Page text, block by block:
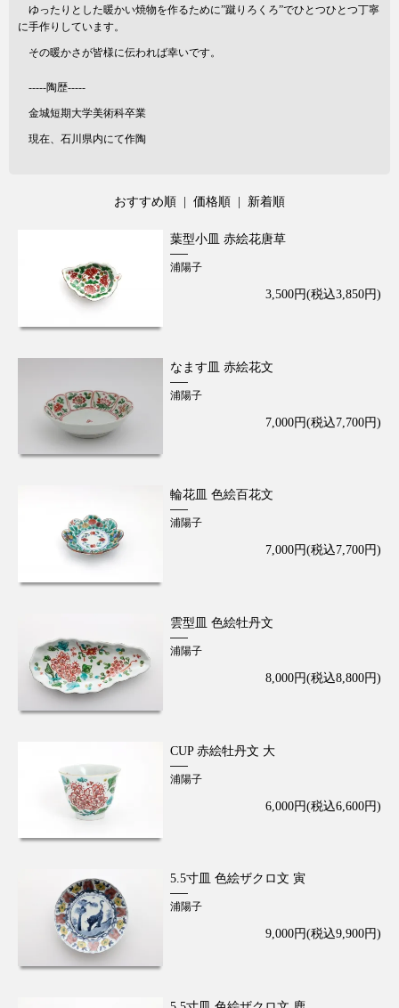
ゆったりとした暖かい焼物を作るために”蹴りろくろ”でひとつひとつ丁寧
に手作りしています。
その暖かさが皆様に伝われば幸いです。
-----陶歴-----
金城短期大学美術科卒業
現在、石川県内にて作陶
おすすめ順 | 価格順 新着順
葉型小皿 赤絵花唐草
浦陽子
3,500円(税込3,850円)
なます皿 赤絵花文
浦陽子
7,000円(税込7,700円)
輪花皿 色絵百花文
浦陽子
7,000円(税込7,700円)
雲型皿 色絵牡丹文
浦陽子
8,000円(税込8,800円)
CUP 赤絵牡丹文 大
浦陽子
6,000円(税込6,600円)
5.5寸皿 色絵ザクロ文 寅
浦陽子
9,000円(税込9,900円)